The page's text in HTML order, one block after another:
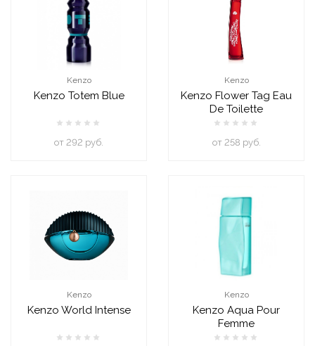
Kenzo
Kenzo Totem Blue
oт 292 руб.
Kenzo
Kenzo Flower Tag Eau
De Toilette
oт 258 руб.
Kenzo
Kenzo World Intense
Kenzo
Kenzo Aqua Pour
Femme